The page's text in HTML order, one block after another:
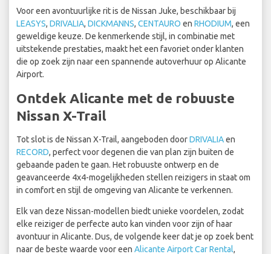
Voor een avontuurlijke rit is de Nissan Juke, beschikbaar bij
LEASYS, DRIVALIA, DICKMANNS, CENTAURO en RHODIUM, een
geweldige keuze. De kenmerkende stijl, in combinatie met
uitstekende prestaties, maakt het een favoriet onder klanten
die op zoek zijn naar een spannende autoverhuur op Alicante
Airport.
Ontdek Alicante met de robuuste
Nissan X-Trail
Tot slot is de Nissan X-Trail, aangeboden doorDRIVALIAen
RECORD, perfect voor degenen die van plan zijn buiten de
gebaande paden te gaan. Het robuuste ontwerp en de
geavanceerde 4x4-mogelijkheden stellen reizigers in staat om
in comfort en stijl de omgeving van Alicante te verkennen.
Elk van deze Nissan-modellen biedt unieke voordelen, zodat
elke reiziger de perfecte auto kan vinden voor zijn of haar
avontuur in Alicante. Dus, de volgende keer dat je op zoek bent
naar de beste waarde voor een Alicante Airport Car Rental,